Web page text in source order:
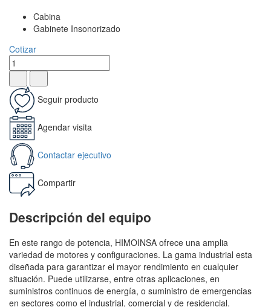
Cabina
Gabinete Insonorizado
Cotizar
Seguir producto
Agendar visita
Contactar ejecutivo
Compartir
Descripción del equipo
En este rango de potencia, HIMOINSA ofrece una amplia
variedad de motores y configuraciones. La gama industrial esta
diseñada para garantizar el mayor rendimiento en cualquier
situación. Puede utilizarse, entre otras aplicaciones, en
suministros continuos de energía, o suministro de emergencias
en sectores como el industrial, comercial y de residencial.